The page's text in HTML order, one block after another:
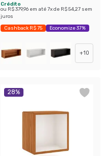
Crédito
ou R$ 379,96 em até7x de R$ 54,27 sem
juros
Cashback R$ 75 Economize 37%
+10
28%